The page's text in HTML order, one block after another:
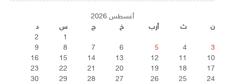
أغسطس 2026
ن
ث أرب خ ج س
د
1
2
3
4
5
6
7
8
9
10
11
12
13
14
15
16
17
18
19
20
21
22
23
24
25
26
27
28
29
30